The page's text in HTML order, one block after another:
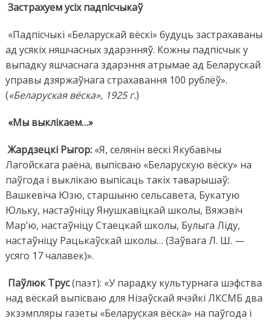
Застрахуем усіх падпісчыкаў
«Падпісчыкі «Беларускай вёскі» будуць застрахаваны
ад усякіх няшчасных здарэнняў. Кожны падпісчык у
выпадку яшчаснага здарэння атрымае ад Беларускай
управы дзяржаўнага страхавання 100 рублёў».
(«Беларуская вёска», 1925 г.)
«Мы выклікаем…»
Жардзецкі Рыгор:«Я, селянін вёскі Якубавічы
Лагойскага раёна, выпісваю «Беларускую вёску» на
паўгода і выклікаю выпісаць такіх таварышаў:
Вашкевіча Юзю, старшыню сельсавета, Букатую
Юльку, настаўніцу Янушкавіцкай школы, Вяжэвіч
Мар’ю, настаўніцу Стаецкай школы, Булыга Ліду,
настаўніцу Рацькаўскай школы… (Заўвага Л. Ш. —
усяго 17 чалавек)».
Паўлюк Трус(паэт): «У парадку культурнага шэфства
над вёскай выпісваю для Нізаўскай ячэйкі ЛКСМБ два
экзэмпляры газеты «Беларуская вёска» на паўгода і